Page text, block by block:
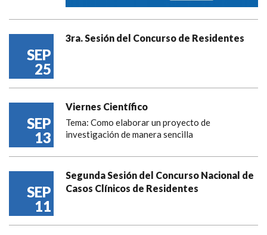
SEP
25
3ra. Sesión del Concurso de Residentes
SEP
13
Viernes Científico
Tema: Como elaborar un proyecto de
investigación de manera sencilla
SEP
11
Segunda Sesión del Concurso Nacional de
Casos Clínicos de Residentes